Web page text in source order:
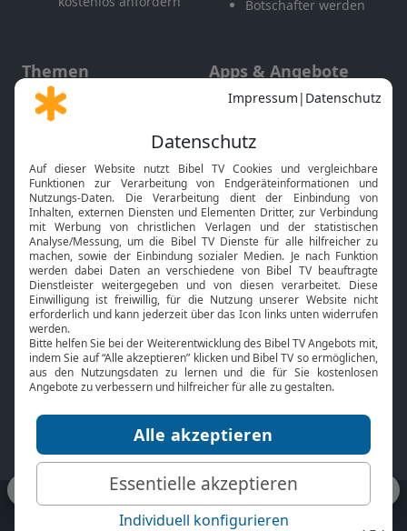
Botschafter werden
Themen
Gott und Bibel erklärt
Neuigkeiten
Apps & Angebote
Mobile App
Smart TV
HbbTV
Bibelthek Online-Bibel
Nächster Gottesdienst
Bibel TV
Über uns
Jobs
Mediadaten
Service
Kontakt
TV-Empfang
bibeltv.de: Impressum
Datenschutz
Nutzungsbedingungen
Fakten Bibel TV App